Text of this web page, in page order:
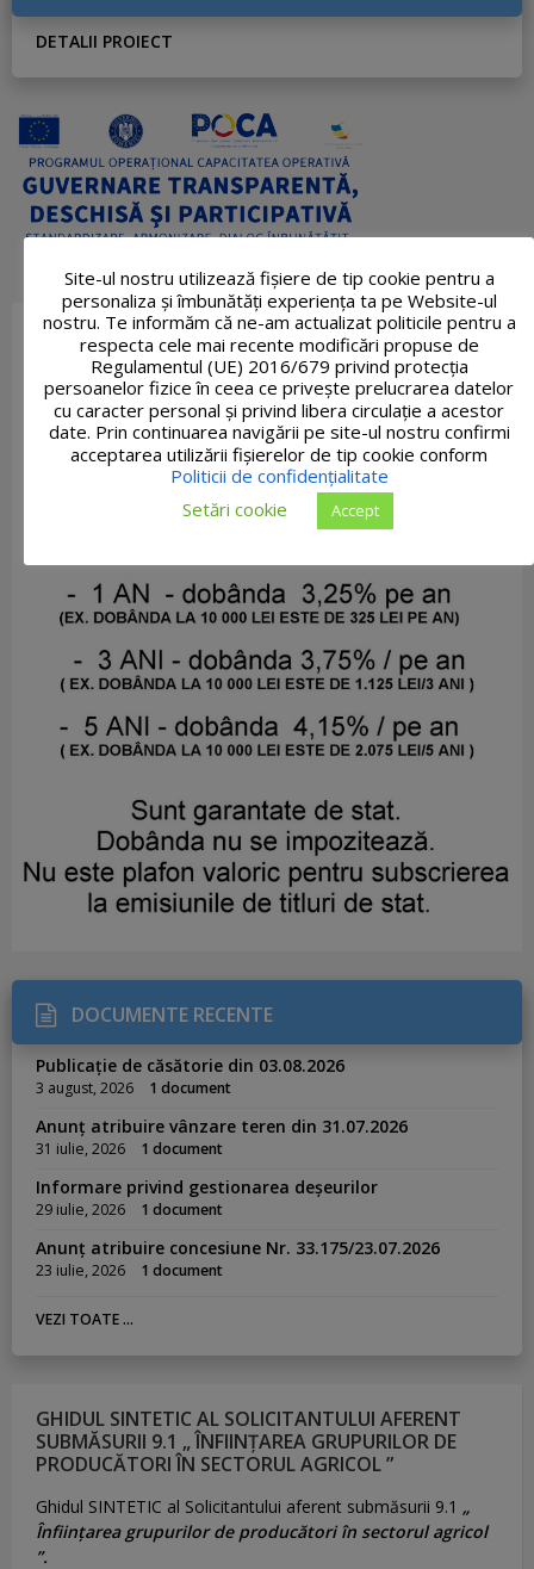
DETALII PROIECT
DOCUMENTE RECENTE
Publicație de căsătorie din 03.08.2026
3 august, 2026 1 document
Anunț atribuire vânzare teren din 31.07.2026
31 iulie, 2026 1 document
Informare privind gestionarea deșeurilor
29 iulie, 2026 1 document
Anunț atribuire concesiune Nr. 33.175/23.07.2026
23 iulie, 2026 1 document
VEZI TOATE ...
GHIDUL SINTETIC AL SOLICITANTULUI AFERENT
SUBMĂSURII 9.1 „ ÎNFIINȚAREA GRUPURILOR DE
PRODUCĂTORI ÎN SECTORUL AGRICOL ”
Ghidul SINTETIC al Solicitantului aferent submăsurii 9.1 „
Înființarea grupurilor de producători în sectorul agricol
”.
Site-ul nostru utilizează fişiere de tip cookie pentru a
personaliza și îmbunătăți experiența ta pe Website-ul
nostru. Te informăm că ne-am actualizat politicile pentru a
respecta cele mai recente modificări propuse de
Regulamentul (UE) 2016/679 privind protecția
persoanelor fizice în ceea ce privește prelucrarea datelor
cu caracter personal și privind libera circulație a acestor
date. Prin continuarea navigării pe site-ul nostru confirmi
acceptarea utilizării fişierelor de tip cookie conform
Politicii de confidențialitate
Setări cookie
Accept